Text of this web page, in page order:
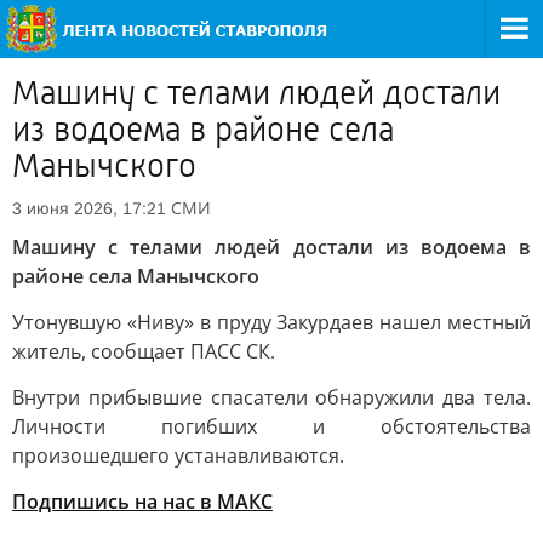
Машину с телами людей достали
из водоема в районе села
Манычского
3 июня 2026, 17:21 СМИ
Машину с телами людей достали из водоема в
районе села Манычского
Утонувшую «Ниву» в пруду Закурдаев нашел местный
житель, сообщает ПАСС СК.
Внутри прибывшие спасатели обнаружили два тела.
Личности погибших и обстоятельства
произошедшего устанавливаются.
Подпишись на нас в МАКС